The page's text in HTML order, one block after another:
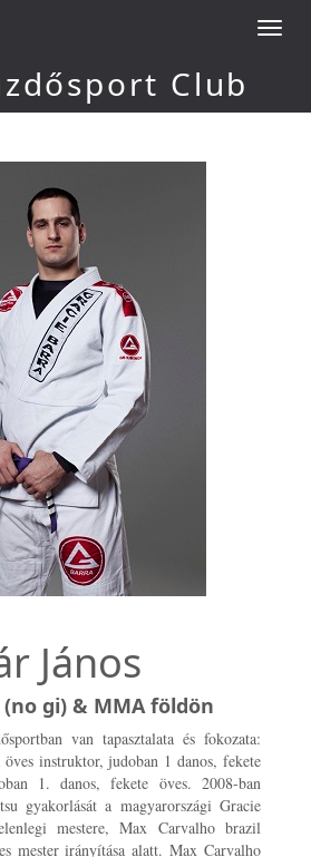
Club
János
(no gi) & MMA földön
van tapasztalata és fokozata:
instruktor, judoban 1 danos, fekete
1. danos, fekete öves. 2008-ban
gyakorlását a magyarországi Gracie
mestere, Max Carvalho brazil
mester irányítása alatt. Max Carvalho